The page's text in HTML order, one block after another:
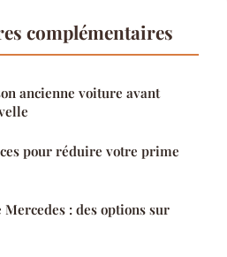
complémentaires
ancienne voiture avant
pour réduire votre prime
: des options sur